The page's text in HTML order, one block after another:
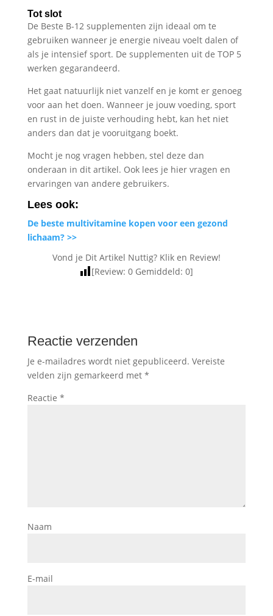
Tot slot
De Beste B-12 supplementen zijn ideaal om te
gebruiken wanneer je energie niveau voelt dalen of
als je intensief sport. De supplementen uit de TOP 5
werken gegarandeerd.
Het gaat natuurlijk niet vanzelf en je komt er genoeg
voor aan het doen. Wanneer je jouw voeding, sport
en rust in de juiste verhouding hebt, kan het niet
anders dan dat je vooruitgang boekt.
Mocht je nog vragen hebben, stel deze dan
onderaan in dit artikel. Ook lees je hier vragen en
ervaringen van andere gebruikers.
Lees ook:
De beste multivitamine kopen voor een gezond
lichaam? >>
Vond je Dit Artikel Nuttig? Klik en Review!
[Review:0 Gemiddeld:0]
Reactie verzenden
Je e-mailadres wordt niet gepubliceerd. Vereiste
velden zijn gemarkeerd met *
Reactie *
Naam
E-mail